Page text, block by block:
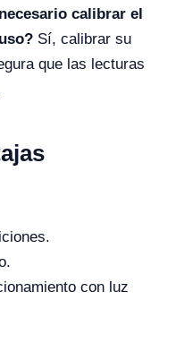
calibrar el
Sí, calibrar su
que las lecturas
con luz